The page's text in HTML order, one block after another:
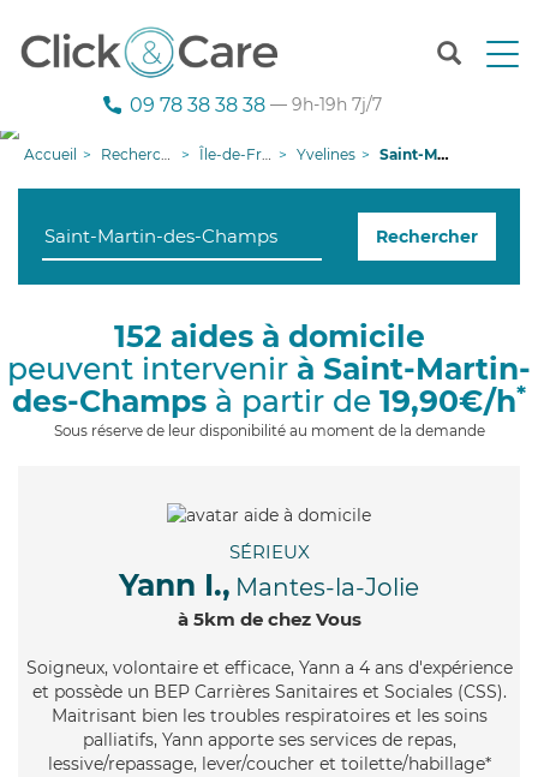
T
n
g
i
o
n
09 78 38 38 38 — 9h-19h 7j/7
Accueil Recherche aide à domicile Île-de-France Yvelines Saint-Martin-des-Champs
Rechercher
152 aides à domicile
peuvent intervenir à Saint-Martin-
des-Champs à partir de 19,90€/h*
Sous réserve de leur disponibilité au moment de la demande
SÉRIEUX
Yann I., Mantes-la-Jolie
à 5km de chez Vous
Soigneux, volontaire et efficace, Yann a 4 ans d'expérience
et possède un BEP Carrières Sanitaires et Sociales (CSS).
Maitrisant bien les troubles respiratoires et les soins
palliatifs, Yann apporte ses services de repas,
lessive/repassage, lever/coucher et toilette/habillage*